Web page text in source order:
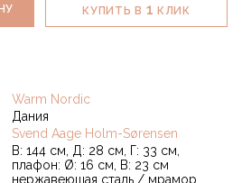
КУПИТЬ В 1 КЛИК
Warm Nordic
Дания
Svend Aage Holm-Sørensen
В: 144 см, Д: 28 см, Г: 33 см,
плафон: Ø: 16 см, В: 23 см
нержавеющая сталь / мрамор